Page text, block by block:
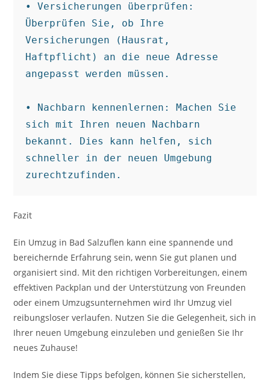
• Versicherungen überprüfen:
Überprüfen Sie, ob Ihre
Versicherungen (Hausrat,
Haftpflicht) an die neue Adresse
angepasst werden müssen.
• Nachbarn kennenlernen: Machen Sie
sich mit Ihren neuen Nachbarn
bekannt. Dies kann helfen, sich
schneller in der neuen Umgebung
zurechtzufinden.
Fazit
Ein Umzug in Bad Salzuflen kann eine spannende und
bereichernde Erfahrung sein, wenn Sie gut planen und
organisiert sind. Mit den richtigen Vorbereitungen, einem
effektiven Packplan und der Unterstützung von Freunden
oder einem Umzugsunternehmen wird Ihr Umzug viel
reibungsloser verlaufen. Nutzen Sie die Gelegenheit, sich in
Ihrer neuen Umgebung einzuleben und genießen Sie Ihr
neues Zuhause!
Indem Sie diese Tipps befolgen, können Sie sicherstellen,